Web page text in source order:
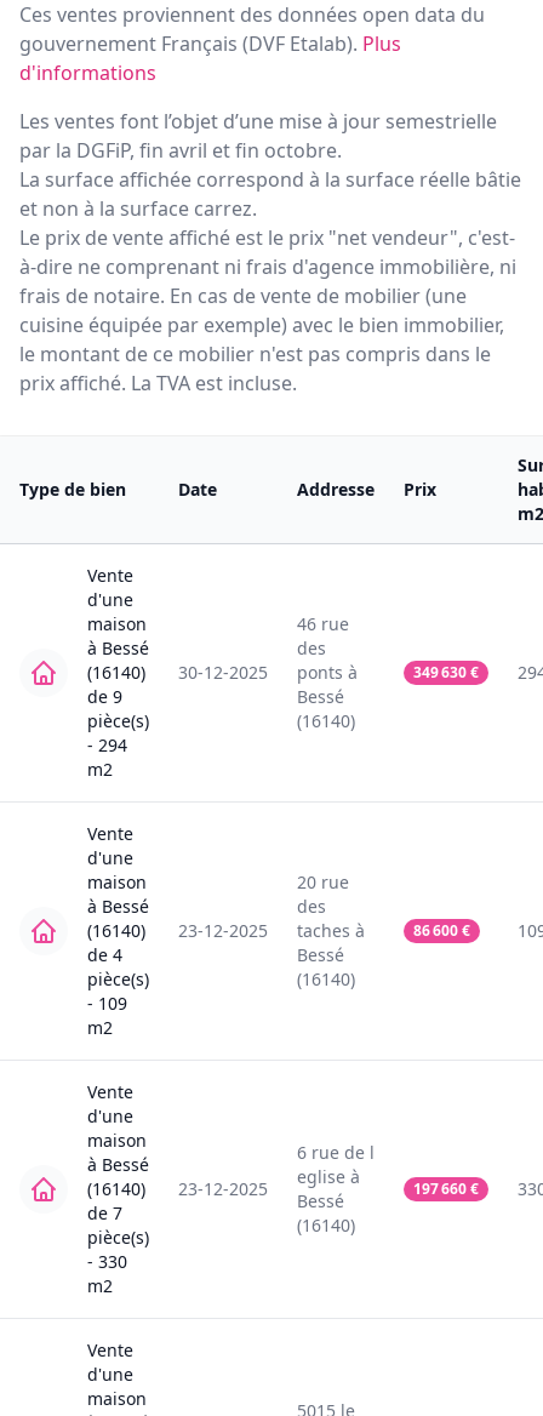
Ces ventes proviennent des données open data du
gouvernement Français (DVF Etalab). Plus
d'informations
Les ventes font l’objet d’une mise à jour semestrielle
par la DGFiP, fin avril et fin octobre.
La surface affichée correspond à la surface réelle bâtie
et non à la surface carrez.
Le prix de vente affiché est le prix "net vendeur", c'est-
à-dire ne comprenant ni frais d'agence immobilière, ni
frais de notaire. En cas de vente de mobilier (une
cuisine équipée par exemple) avec le bien immobilier,
le montant de ce mobilier n'est pas compris dans le
prix affiché. La TVA est incluse.
Type de bien Date Addresse Prix
m2
Vente
d'une
maison
à Bessé
(16140)
de 9
pièce(s)
- 294
m2
30-12-2025
46 rue
des
ponts à
Bessé
(16140)
349 630€
Vente
d'une
maison
à Bessé
(16140)
de 4
pièce(s)
- 109
m2
23-12-2025
20 rue
des
taches à
Bessé
(16140)
86 600€
Vente
d'une
maison
à Bessé
(16140)
de 7
pièce(s)
- 330
m2
23-12-2025
6 rue de l
eglise à
Bessé
(16140)
197 660€
Vente
d'une
maison
5015 le